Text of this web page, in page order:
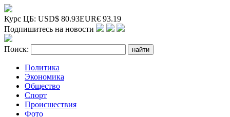
Курс ЦБ: USD$ 80.93EUR€ 93.19
Подпишитесь на новости
Поиск:
Политика
Экономика
Общество
Спорт
Происшествия
Фото